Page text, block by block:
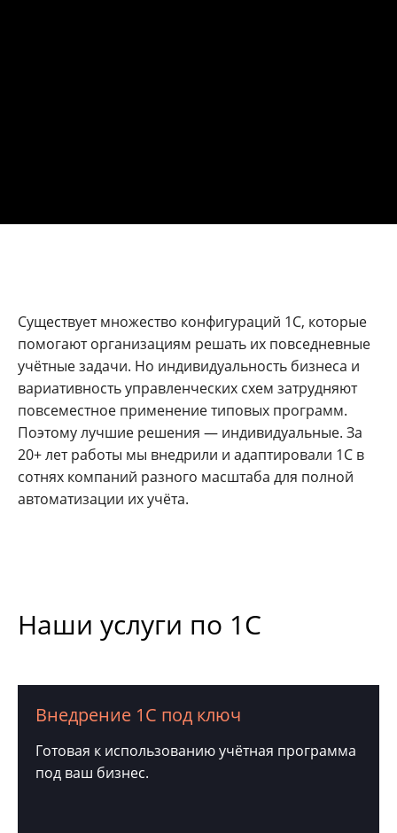
Существует множество конфигураций 1С, которые
помогают организациям решать их повседневные
учётные задачи. Но индивидуальность бизнеса и
вариативность управленческих схем затрудняют
повсеместное применение типовых программ.
Поэтому лучшие решения — индивидуальные. За
20+ лет работы мы внедрили и адаптировали 1С в
сотнях компаний разного масштаба для полной
автоматизации их учёта.
Наши услуги по 1С
Внедрение 1С под ключ
Готовая к использованию учётная программа
под ваш бизнес.